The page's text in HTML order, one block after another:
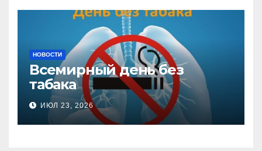
НОВОСТИ
Всемирный день без
табака
ИЮЛ 23, 2026